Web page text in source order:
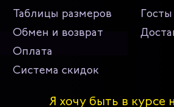
Таблицы размеров
Госты
Обмен и возврат
Оплата
Система скидок
Я хочу быть в курсе